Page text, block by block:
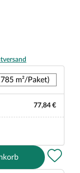
m²/Paket)
77,84 €